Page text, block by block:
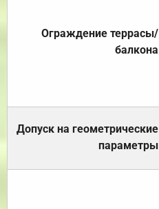
Ограждение террасы/
балкона
Допуск на геометрические
параметры